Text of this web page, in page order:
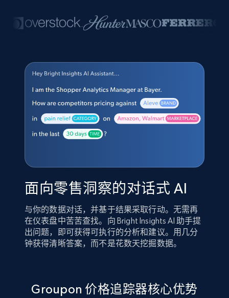
面向零售洞察的对话式 AI
与你的数据对话，并基于结果采取行动。无需再
在仪表盘中苦苦查找。向 Bright Insights AI 助手提
出问题，即可获得可执行的分析和建议。用几分
钟获得清晰答案，而不是花数天挖掘数据。
Groupon 价格追踪器核心优势